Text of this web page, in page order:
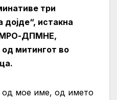
три
истакна
ДПМНЕ,
митингот во
мое име, од името